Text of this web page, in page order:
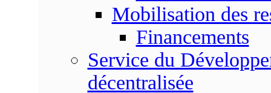
Mobilisation des
Financements
Service du
décentralisée